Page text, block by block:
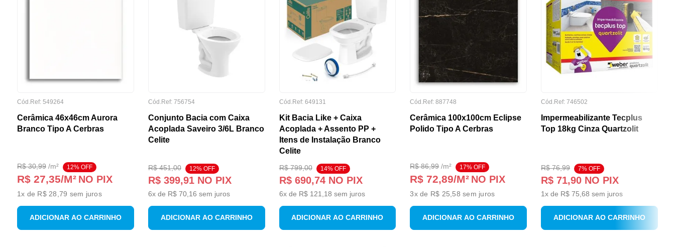
Cód.Ref: 549264
Cerâmica 46x46cm Aurora
Branco Tipo A Cerbras
R$ 30,99/m² 12% OFF
R$ 27,35/M² NO PIX
1x de R$ 28,79 sem juros
ADICIONAR AO CARRINHO
Cód.Ref: 756754
Conjunto Bacia com Caixa
Acoplada Saveiro 3/6L Branco
Celite
R$ 451,00 12% OFF
R$ 399,91NO PIX
6x de R$ 70, 16 sem juros
ADICIONAR AO CARRINHO
Cód.Ref: 649131
Kit Bacia Like + Caixa
Acoplada + Assento PP +
Itens de Instalação Branco
Celite
R$ 799,00 14% OFF
R$ 690,74NO PIX
6x de R$ 121 18 sem juros
ADICIONAR AO CARRINHO
Cód.Ref:887748
Cerâmica 100x100cm Eclipse
Polido Tipo A Cerbras
R$ 86,99/m² 17% OFF
R$ 72,89/M² NO PIX
3x de R$ 25,58 sem juros
ADICIONAR AO CARRINHO
Cód.Ref:746502
Impermeabilizante Tecplus
Top 18kg Cinza Quartzolit
R$ 76,99 7% OFF
R$ 71,90 NO PIX
1x de R$ 75 ,68 sem juros
ADICIONAR AO CARRINHO